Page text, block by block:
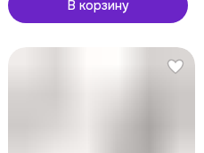
В корзину